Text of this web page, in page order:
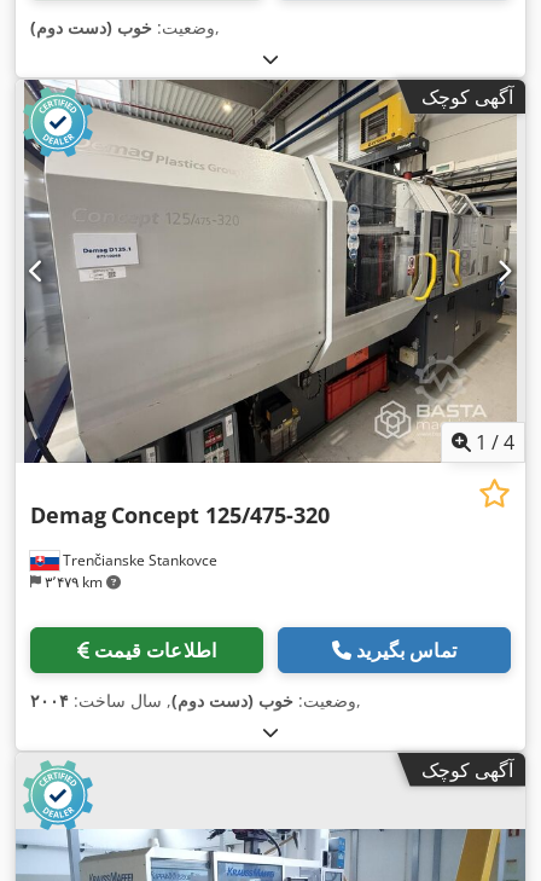
وضعیت: خوب (دست دوم) ,
آگهی کوچک
1 /4
Trenčianske Stankovce
۳٬۴۷۹ km
Demag Concept 125/475-320
اطلاعات قیمت تماس بگیرید
وضعیت: خوب (دست دوم), سال ساخت: ۲۰۰۴ ,
آگهی کوچک